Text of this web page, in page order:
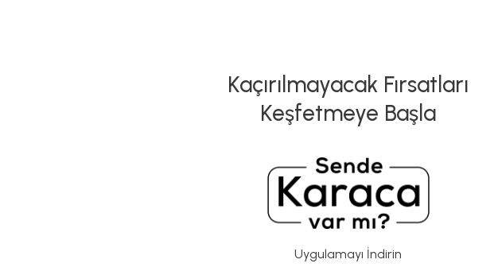
Kaçırılmayacak Fırsatları
Keşfetmeye Başla
Uygulamayı İndirin